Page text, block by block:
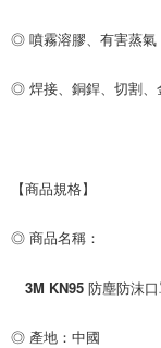
◎ 噴霧溶膠、有害蒸氣
◎ 焊接、銅銲、切割、
【商品規格】
◎ 商品名稱：
3M KN95 防塵防沫口
◎ 產地：中國